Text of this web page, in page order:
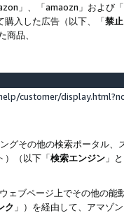
」、「amaozn」および
購入した広告（以下、「禁
商品、
customer/
グその他の検索ポータル
）（以下「検索エンジン 」
ェブページ上でその他の
ク 」）を経由して、アマゾ